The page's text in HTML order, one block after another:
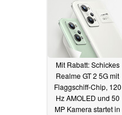
Mit Rabatt: Schickes
Realme GT 2 5G mit
Flaggschiff-Chip, 120
Hz AMOLED und 50
MP Kamera startet in